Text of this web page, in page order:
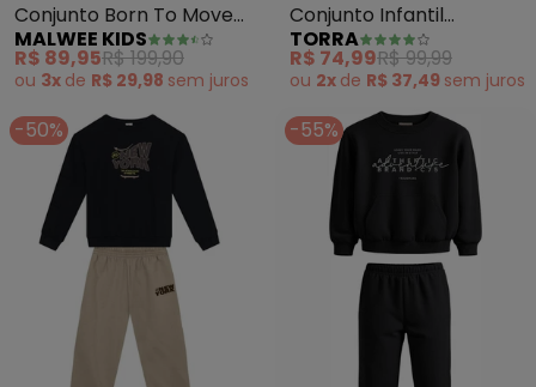
Conjunto Born To Move
em Moletom (Preto)
MALWEE KIDS
R$ 89,95R$ 199,90
ou 3x de R$ 29,98 sem juros
Conjunto Infantil
Moletom Peluciado
(Preto)
TORRA
R$ 74,99R$ 99,99
ou 2x de R$ 37,49 sem juros
-50% -55%